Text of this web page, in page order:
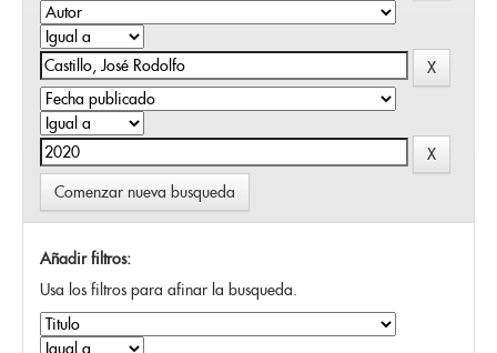
Comenzar nueva busqueda
Añadir filtros:
Usa los filtros para afinar la busqueda.